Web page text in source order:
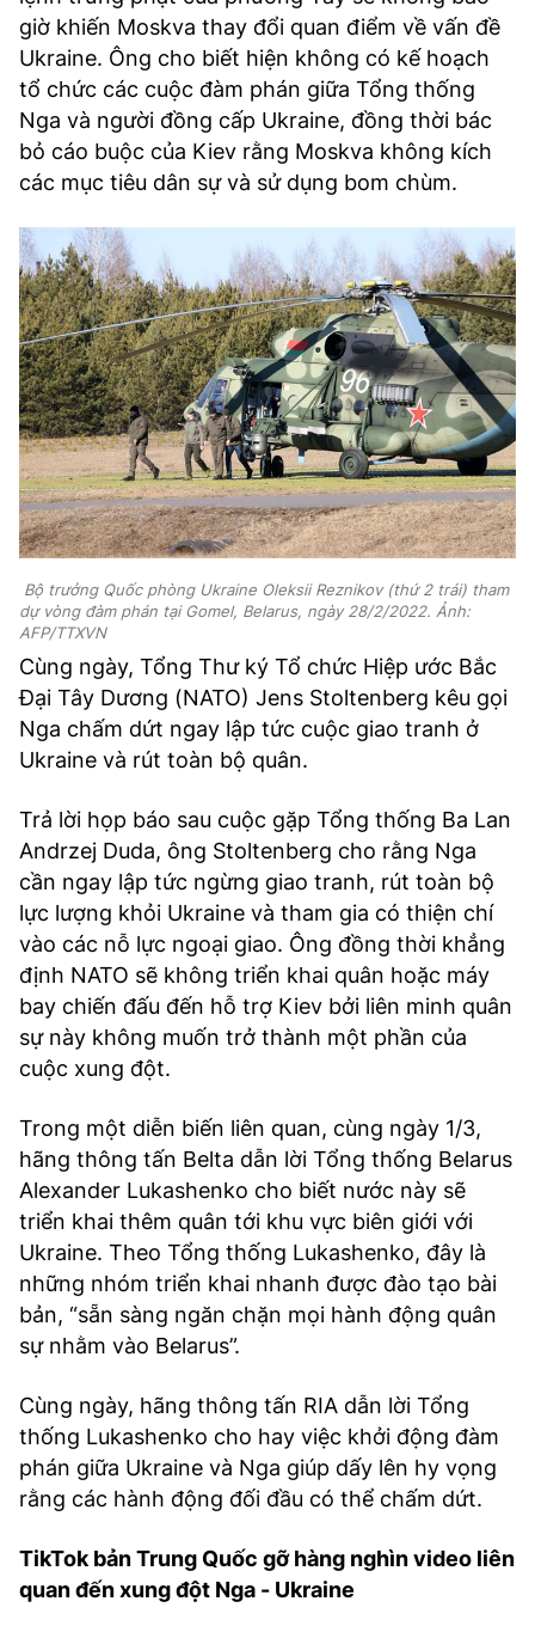
giờ khiến Moskva thay đổi quan điểm về vấn đề
Ukraine. Ông cho biết hiện không có kế hoạch
tổ chức các cuộc đàm phán giữa Tổng thống
Nga và người đồng cấp Ukraine, đồng thời bác
bỏ cáo buộc của Kiev rằng Moskva không kích
các mục tiêu dân sự và sử dụng bom chùm.
Bộ trưởng Quốc phòng Ukraine Oleksii Reznikov (thứ 2 trái) tham
dự vòng đàm phán tại Gomel, Belarus, ngày 28/2/2022. Ảnh:
AFP/TTXVN
Cùng ngày, Tổng Thư ký Tổ chức Hiệp ước Bắc
Đại Tây Dương (NATO) Jens Stoltenberg kêu gọi
Nga chấm dứt ngay lập tức cuộc giao tranh ở
Ukraine và rút toàn bộ quân.
Trả lời họp báo sau cuộc gặp Tổng thống Ba Lan
Andrzej Duda, ông Stoltenberg cho rằng Nga
cần ngay lập tức ngừng giao tranh, rút toàn bộ
lực lượng khỏi Ukraine và tham gia có thiện chí
vào các nỗ lực ngoại giao. Ông đồng thời khẳng
định NATO sẽ không triển khai quân hoặc máy
bay chiến đấu đến hỗ trợ Kiev bởi liên minh quân
sự này không muốn trở thành một phần của
cuộc xung đột.
Trong một diễn biến liên quan, cùng ngày 1/3,
hãng thông tấn Belta dẫn lời Tổng thống Belarus
Alexander Lukashenko cho biết nước này sẽ
triển khai thêm quân tới khu vực biên giới với
Ukraine. Theo Tổng thống Lukashenko, đây là
những nhóm triển khai nhanh được đào tạo bài
bản, “sẵn sàng ngăn chặn mọi hành động quân
sự nhằm vào Belarus”.
Cùng ngày, hãng thông tấn RIA dẫn lời Tổng
thống Lukashenko cho hay việc khởi động đàm
phán giữa Ukraine và Nga giúp dấy lên hy vọng
rằng các hành động đối đầu có thể chấm dứt.
TikTok bản Trung Quốc gỡ hàng nghìn video liên
quan đến xung đột Nga - Ukraine